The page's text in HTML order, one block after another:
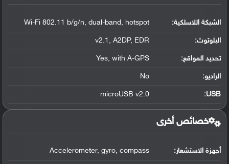
الشبكة اللاسلكية: Wi-Fi 802.11 b/g/n, dual-band, hotspot
البلوتوث:
v2.1, A2DP, EDR
تحديد المواقع:
Yes, with A-GPS
الراديو: No
USB
:
microUSB v2.0
خصائص أخرى
أجهزة الاستشعار: Accelerometer, gyro, compass